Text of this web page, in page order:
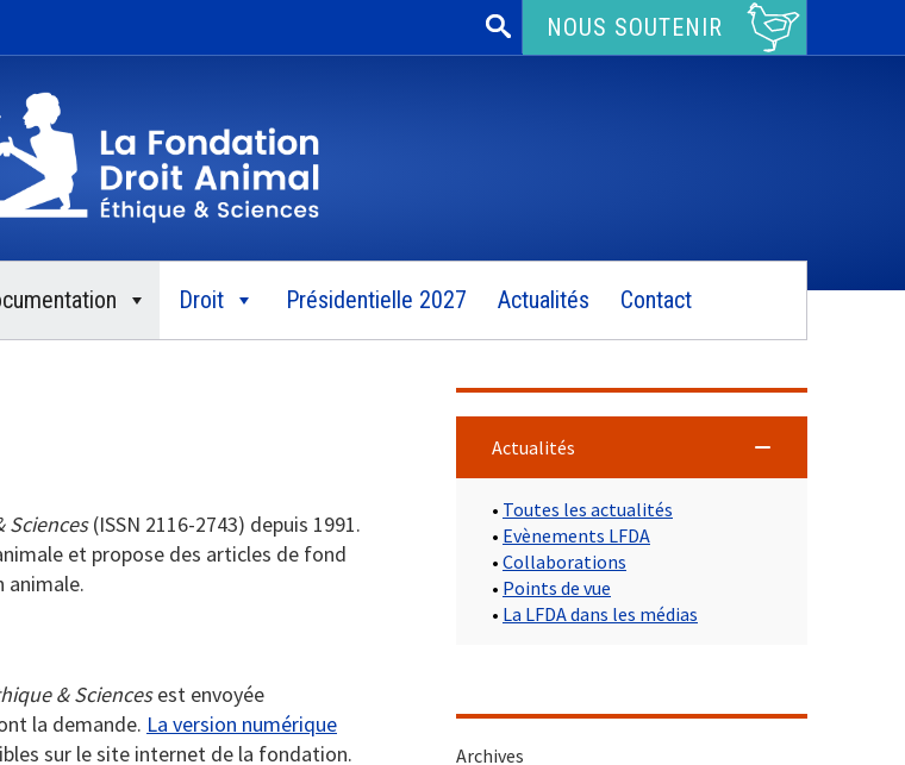
Rechercher :NOUS SOUTENIR
Droit Présidentielle 2027 Actualités Contact
Sciences(ISSN 2116-2743) depuis 1991.
et propose des articles de fond
animale.
& Sciencesest envoyée
la demande. La version numérique
sur le site internet de la fondation.
Actualités
• Toutes les actualités
• Evènements LFDA
• Collaborations
• Points de vue
• La LFDA dans les médias
Archives